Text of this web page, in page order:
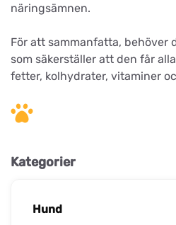
näringsämnen.
För att sammanfatta, behöver
som säkerställer att den får
fetter, kolhydrater, vitaminer
Kategorier
Hund